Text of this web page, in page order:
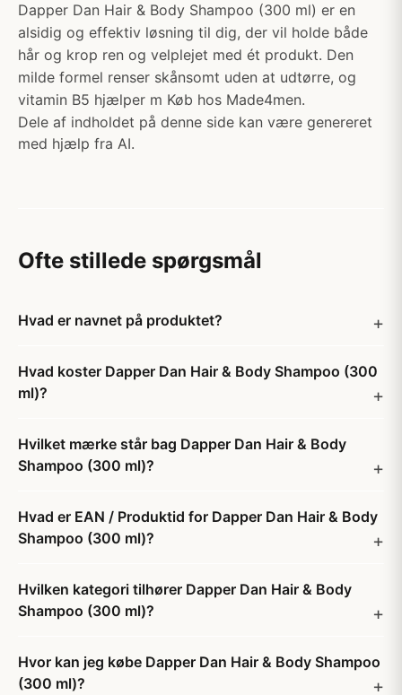
Dapper Dan Hair & Body Shampoo (300 ml) er en
alsidig og effektiv løsning til dig, der vil holde både
hår og krop ren og velplejet med ét produkt. Den
milde formel renser skånsomt uden at udtørre, og
vitamin B5 hjælper m Køb hos Made4men.
Dele af indholdet på denne side kan være genereret
med hjælp fra AI.
Ofte stillede spørgsmål
Hvad er navnet på produktet?
Hvad koster Dapper Dan Hair & Body Shampoo (300
ml)?
Hvilket mærke står bag Dapper Dan Hair & Body
Shampoo (300 ml)?
Hvad er EAN / Produktid for Dapper Dan Hair & Body
Shampoo (300 ml)?
Hvilken kategori tilhører Dapper Dan Hair & Body
Shampoo (300 ml)?
Hvor kan jeg købe Dapper Dan Hair & Body Shampoo
(300 ml)?